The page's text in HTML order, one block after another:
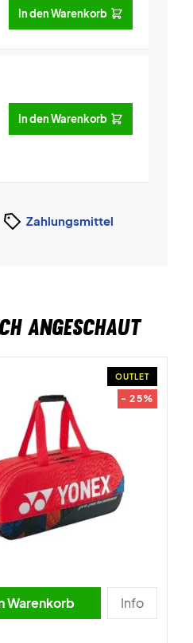
In den Warenkorb
In den Warenkorb
Zahlungsmittel
ANGESCHAUT
OUTLET
- 25%
Warenkorb Info